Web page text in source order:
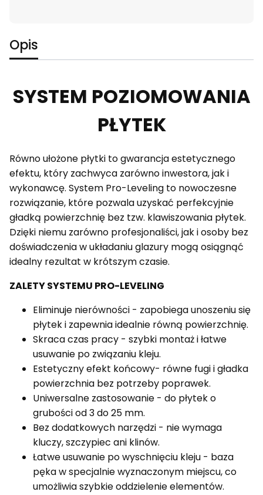
Opis
SYSTEM POZIOMOWANIA
PŁYTEK
Równo ułożone płytki to gwarancja estetycznego
efektu, który zachwyca zarówno inwestora, jak i
wykonawcę. System Pro-Leveling to nowoczesne
rozwiązanie, które pozwala uzyskać perfekcyjnie
gładką powierzchnię bez tzw. klawiszowania płytek.
Dzięki niemu zarówno profesjonaliści, jak i osoby bez
doświadczenia w układaniu glazury mogą osiągnąć
idealny rezultat w krótszym czasie.
ZALETY SYSTEMU PRO-LEVELING
Eliminuje nierówności - zapobiega unoszeniu się
płytek i zapewnia idealnie równą powierzchnię.
Skraca czas pracy - szybki montaż i łatwe
usuwanie po związaniu kleju.
Estetyczny efekt końcowy- równe fugi i gładka
powierzchnia bez potrzeby poprawek.
Uniwersalne zastosowanie - do płytek o
grubości od 3 do 25 mm.
Bez dodatkowych narzędzi - nie wymaga
kluczy, szczypiec ani klinów.
Łatwe usuwanie po wyschnięciu kleju - baza
pęka w specjalnie wyznaczonym miejscu, co
umożliwia szybkie oddzielenie elementów.